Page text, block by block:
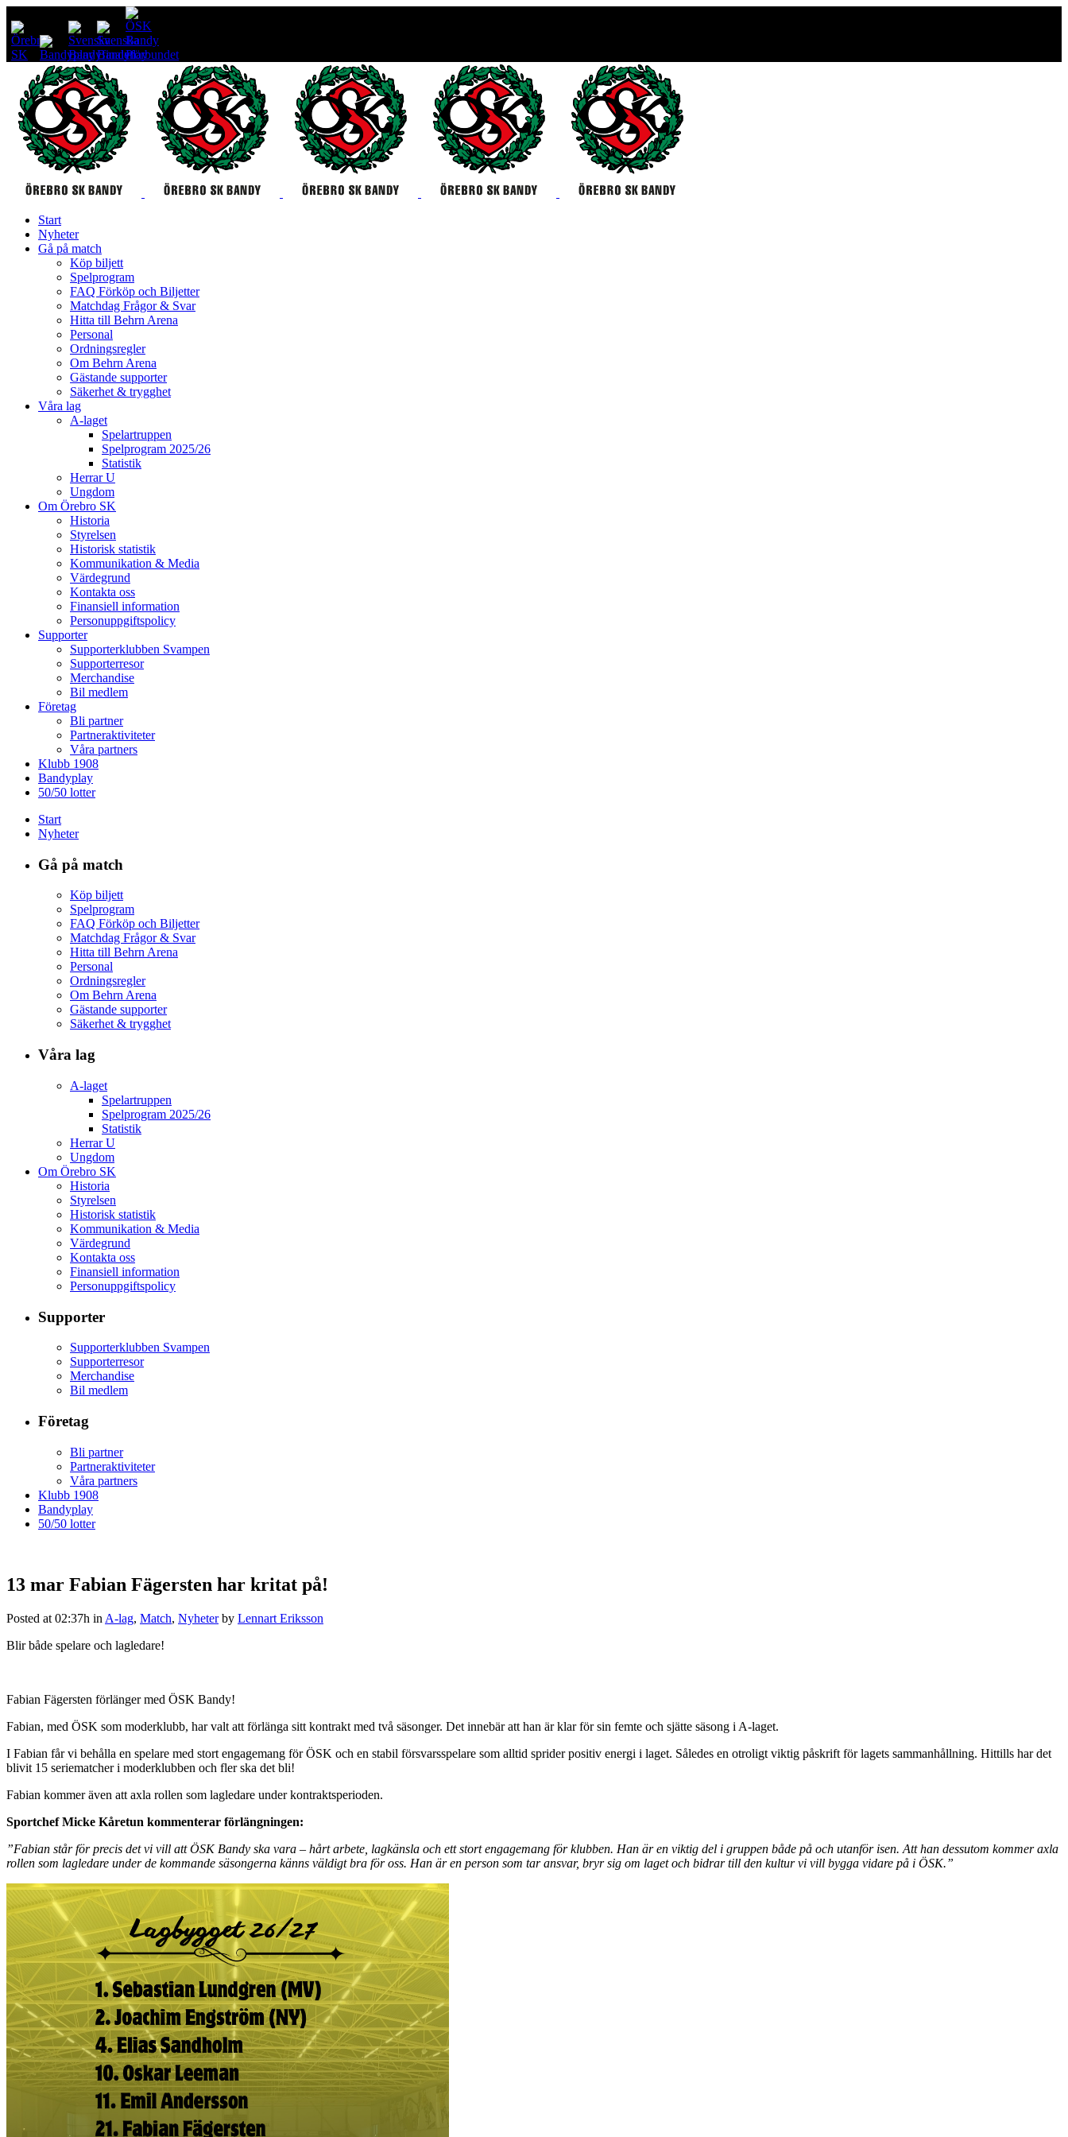
Start
Nyheter
Gå på match
Köp biljett
Spelprogram
FAQ Förköp och Biljetter
Matchdag Frågor & Svar
Hitta till Behrn Arena
Personal
Ordningsregler
Om Behrn Arena
Gästande supporter
Säkerhet & trygghet
Våra lag
A-laget
Spelartruppen
Spelprogram 2025/26
Statistik
Herrar U
Ungdom
Om Örebro SK
Historia
Styrelsen
Historisk statistik
Kommunikation & Media
Värdegrund
Kontakta oss
Finansiell information
Personuppgiftspolicy
Supporter
Supporterklubben Svampen
Supporterresor
Merchandise
Bil medlem
Företag
Bli partner
Partneraktiviteter
Våra partners
Klubb 1908
Bandyplay
50/50 lotter
Start
Nyheter
Gå på match
Köp biljett
Spelprogram
FAQ Förköp och Biljetter
Matchdag Frågor & Svar
Hitta till Behrn Arena
Personal
Ordningsregler
Om Behrn Arena
Gästande supporter
Säkerhet & trygghet
Våra lag
A-laget
Spelartruppen
Spelprogram 2025/26
Statistik
Herrar U
Ungdom
Om Örebro SK
Historia
Styrelsen
Historisk statistik
Kommunikation & Media
Värdegrund
Kontakta oss
Finansiell information
Personuppgiftspolicy
Supporter
Supporterklubben Svampen
Supporterresor
Merchandise
Bil medlem
Företag
Bli partner
Partneraktiviteter
Våra partners
Klubb 1908
Bandyplay
50/50 lotter
13 mar Fabian Fägersten har kritat på!
Posted at 02:37h in A-lag, Match, Nyheter by Lennart Eriksson
Blir både spelare och lagledare!
Fabian Fägersten förlänger med ÖSK Bandy!
Fabian, med ÖSK som moderklubb, har valt att förlänga sitt kontrakt med två säsonger. Det innebär att han är klar för sin femte och sjätte säsong i A-laget.
I Fabian får vi behålla en spelare med stort engagemang för ÖSK och en stabil försvarsspelare som alltid sprider positiv energi i laget. Således en otroligt viktig påskrift för lagets sammanhållning. Hittills har det
blivit 15 seriematcher i moderklubben och fler ska det bli!
Fabian kommer även att axla rollen som lagledare under kontraktsperioden.
Sportchef Micke Kåretun kommenterar förlängningen:
”Fabian står för precis det vi vill att ÖSK Bandy ska vara – hårt arbete, lagkänsla och ett stort engagemang för klubben. Han är en viktig del i gruppen både på och utanför isen. Att han dessutom kommer axla
rollen som lagledare under de kommande säsongerna känns väldigt bra för oss. Han är en person som tar ansvar, bryr sig om laget och bidrar till den kultur vi vill bygga vidare på i ÖSK.”